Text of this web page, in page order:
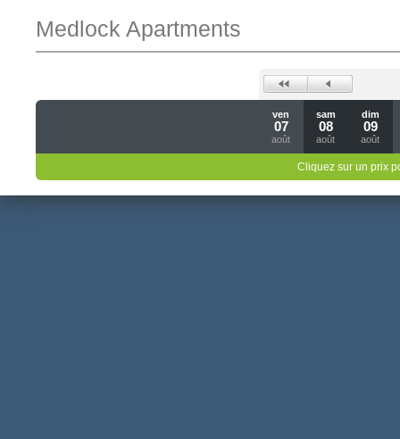
Medlock Apartments
ven
07
août
sam
08
août
dim
09
août
Cliquez sur un prix